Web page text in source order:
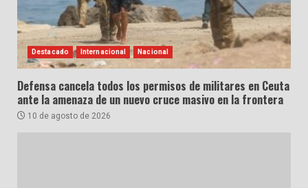
Destacado Internacional Nacional
Defensa cancela todos los permisos de militares en Ceuta
ante la amenaza de un nuevo cruce masivo en la frontera
10 de agosto de 2026